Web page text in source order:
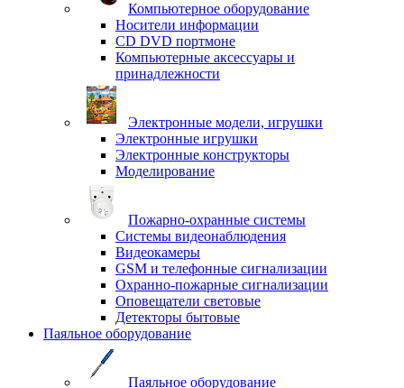
Компьютерное оборудование
Носители информации
CD DVD портмоне
Компьютерные аксессуары и
принадлежности
Электронные модели, игрушки
Электронные игрушки
Электронные конструкторы
Моделирование
Пожарно-охранные системы
Системы видеонаблюдения
Видеокамеры
GSM и телефонные сигнализации
Охранно-пожарные сигнализации
Оповещатели световые
Детекторы бытовые
Паяльное оборудование
Паяльное оборудование